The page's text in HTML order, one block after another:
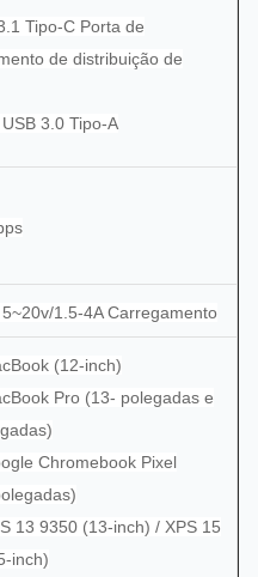
Tipo-C Porta de
de distribuição de
3.0 Tipo-A
1.5-4A Carregamento
(12-inch)
Pro (13- polegadas e
Chromebook Pixel
13 9350 (13-inch) / XPS 15
inch)